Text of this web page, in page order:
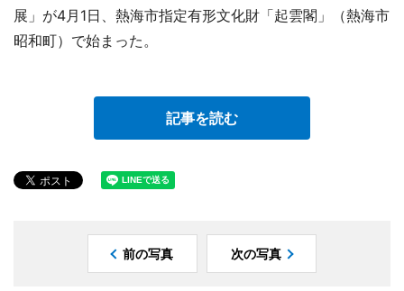
展」が4月1日、熱海市指定有形文化財「起雲閣」（熱海市
昭和町）で始まった。
記事を読む
前の写真 次の写真